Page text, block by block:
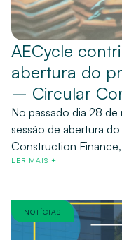
AECycle
abertura do
– Circular
No passado dia 28
sessão de abertura
Construction
LER MAIS +
NOTÍCIAS